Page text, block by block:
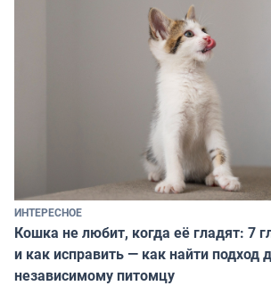
ИНТЕРЕСНОЕ
Кошка не любит, когда её гладят: 7
и как исправить — как найти
независимому питомцу